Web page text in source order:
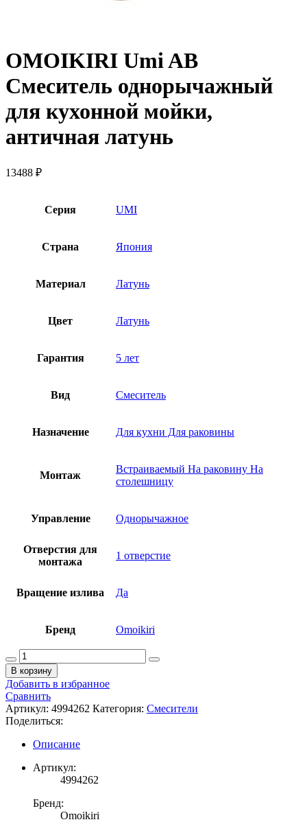
OMOIKIRI Umi AB
Смеситель однорычажный
для кухонной мойки,
античная латунь
13488 ₽
Серия UMI
Страна Япония
Материал Латунь
Цвет Латунь
Гарантия 5 лет
Вид Смеситель
Назначение Для кухни Для раковины
Монтаж
Встраиваемый На раковину На
столешницу
Управление Однорычажное
Отверстия для
монтажа
1 отверстие
Вращение излива Да
Бренд Omoikiri
Количество
товара
OMOIKIRI
Umi
AB
Смеситель
однорычажный
для
кухонной
мойки,
античная
В корзину
Добавить в избранное
Сравнить
Артикул: 4994262 Категория: Смесители
Поделиться:
Описание
Артикул:
4994262
Бренд:
Omoikiri